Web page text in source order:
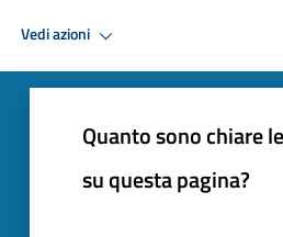
Vedi azioni
Quanto sono chiare
su questa pagina?